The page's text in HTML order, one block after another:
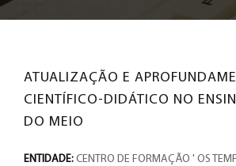
DA
CONTÍNUA
ATUALIZAÇÃO E
CIENTÍFICO-DIDÁTICO NO
DO MEIO
ENTIDADE: CENTRO DE FORMAÇÃO ' OS